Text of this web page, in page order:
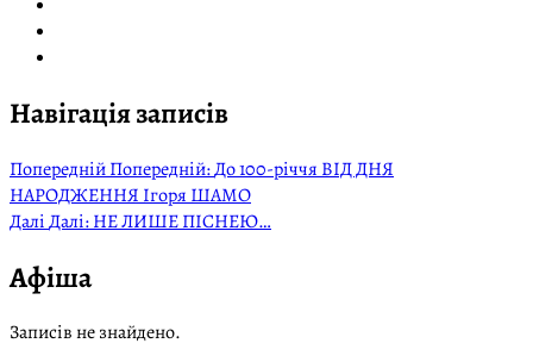
Навігація записів
ПопереднійПопередній:До 100-річчя ВІД ДНЯ
НАРОДЖЕННЯ Ігоря ШАМО
ДаліДалі:НЕ ЛИШЕ ПІСНЕЮ…
Афіша
Записів не знайдено.